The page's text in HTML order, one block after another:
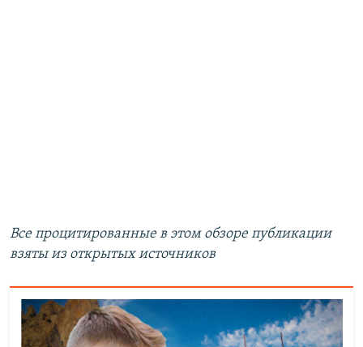
Все процитированные в этом обзоре публикации
взяты из открытых источников